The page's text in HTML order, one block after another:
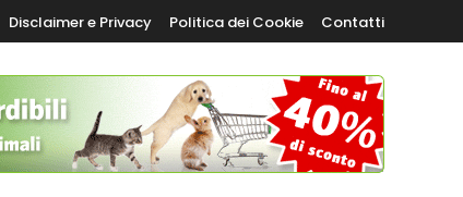
Disclaimer e Privacy Politica dei Cookie Contatti